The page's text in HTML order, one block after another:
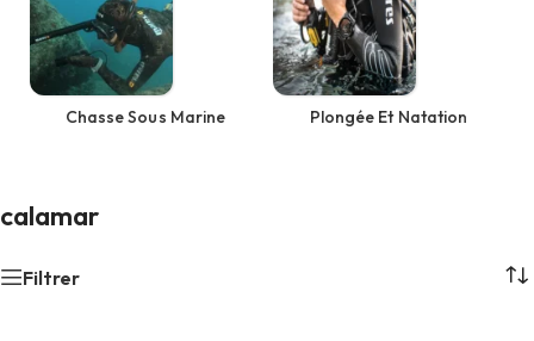
Chasse Sous Marine Plongée Et Natation
calamar
Filtrer